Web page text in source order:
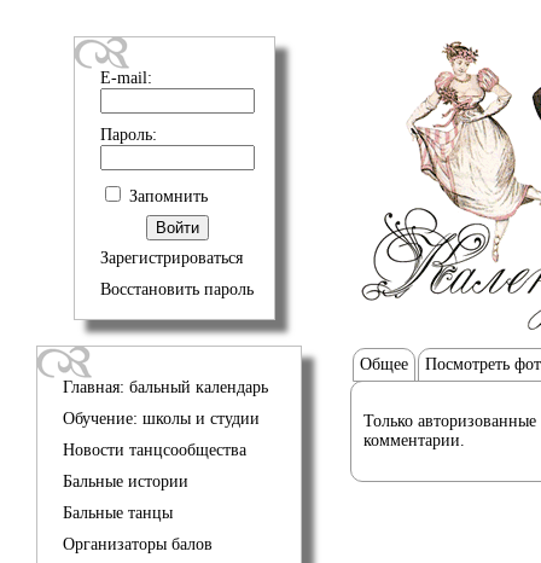
E-mail:
Пароль:
Запомнить
Зарегистрироваться
Восстановить пароль
Главная: бальный календарь
Обучение: школы и студии
Новости танцсообщества
Бальные истории
Бальные танцы
Организаторы балов
Общее Посмотреть
Только авторизованные
комментарии.